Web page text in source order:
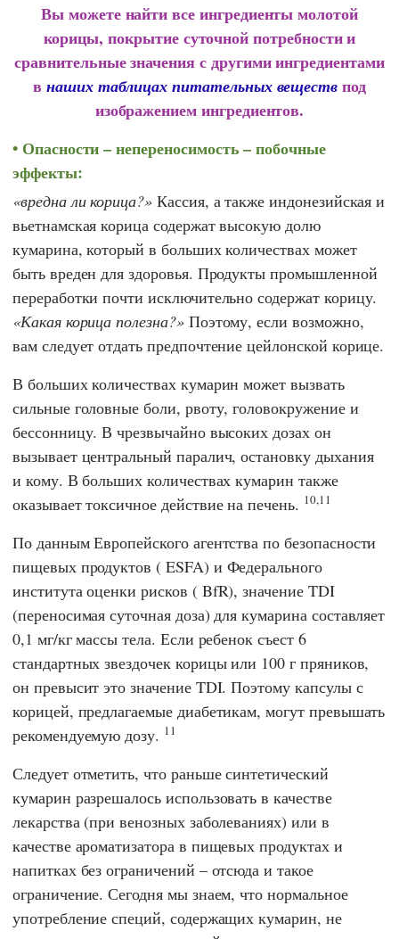
Вы можете найти все ингредиенты молотой
корицы, покрытие суточной потребности и
сравнительные значения с другими ингредиентами
в наших таблицах питательных веществ под
изображением ингредиентов.
Опасности – непереносимость – побочные
эффекты:
вредна ли корица? Кассия, а также индонезийская и
вьетнамская корица содержат высокую долю
кумарина, который в больших количествах может
быть вреден для здоровья. Продукты промышленной
переработки почти исключительно содержат корицу.
Какая корица полезна? Поэтому, если возможно,
вам следует отдать предпочтение цейлонской корице.
В больших количествах кумарин может вызвать
сильные головные боли, рвоту, головокружение и
бессонницу. В чрезвычайно высоких дозах он
вызывает центральный паралич, остановку дыхания
и кому. В больших количествах кумарин также
оказывает токсичное действие на печень. 10,11
По даннымЕвропейского агентства по безопасности
пищевых продуктов ( ESFA) и Федерального
института оценки рисков ( BfR), значение TDI
(переносимая суточная доза) для кумарина составляет
0,1 мг/кг массы тела. Если ребенок съест 6
стандартных звездочек корицы или 100 г пряников,
он превысит это значение TDI. Поэтому капсулы с
корицей, предлагаемые диабетикам, могут превышать
рекомендуемую дозу. 11
Следует отметить, что раньше синтетический
кумарин разрешалось использовать в качестве
лекарства (при венозных заболеваниях) или в
качестве ароматизатора в пищевых продуктах и
напитках без ограничений – отсюда и такое
ограничение. Сегодня мы знаем, что нормальное
употребление специй, содержащих кумарин, не